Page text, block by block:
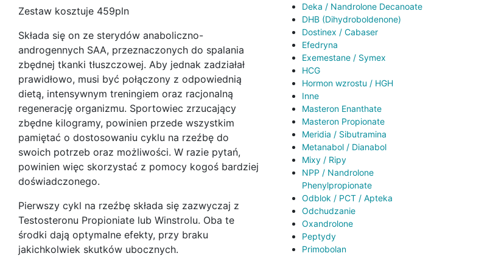
Zestaw kosztuje 459pln
Składa się on ze sterydów anaboliczno-
androgennych SAA, przeznaczonych do spalania
zbędnej tkanki tłuszczowej. Aby jednak zadziałał
prawidłowo, musi być połączony z odpowiednią
dietą, intensywnym treningiem oraz racjonalną
regenerację organizmu. Sportowiec zrzucający
zbędne kilogramy, powinien przede wszystkim
pamiętać o dostosowaniu cyklu na rzeźbę do
swoich potrzeb oraz możliwości. W razie pytań,
powinien więc skorzystać z pomocy kogoś bardziej
doświadczonego.
Pierwszy cykl na rzeźbę składa się zazwyczaj z
Testosteronu Propioniate lub Winstrolu. Oba te
środki dają optymalne efekty, przy braku
jakichkolwiek skutków ubocznych.
Deka / Nandrolone Decanoate
DHB (Dihydroboldenone)
Dostinex / Cabaser
Efedryna
Exemestane / Symex
HCG
Hormon wzrostu / HGH
Inne
Masteron Enanthate
Masteron Propionate
Meridia / Sibutramina
Metanabol / Dianabol
Mixy / Ripy
NPP / Nandrolone
Phenylpropionate
Odblok / PCT / Apteka
Odchudzanie
Oxandrolone
Peptydy
Primobolan